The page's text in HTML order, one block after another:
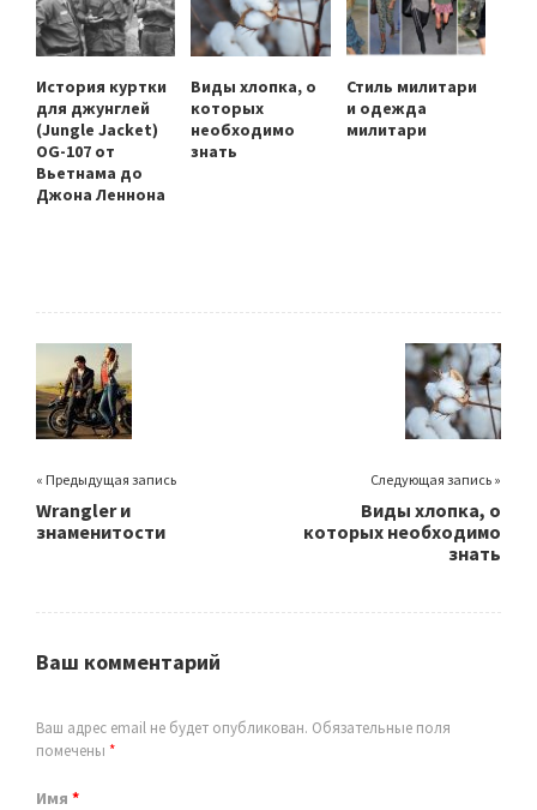
История куртки
для джунглей
(Jungle Jacket)
OG-107 от
Вьетнама до
Джона Леннона
Виды хлопка, о
которых
необходимо
знать
Стиль милитари
и одежда
милитари
« Предыдущая запись
Wrangler и
знаменитости
Следующая запись »
Виды хлопка, о
которых необходимо
знать
Ваш комментарий
Ваш адрес email не будет опубликован. Обязательные поля
помечены *
Имя *